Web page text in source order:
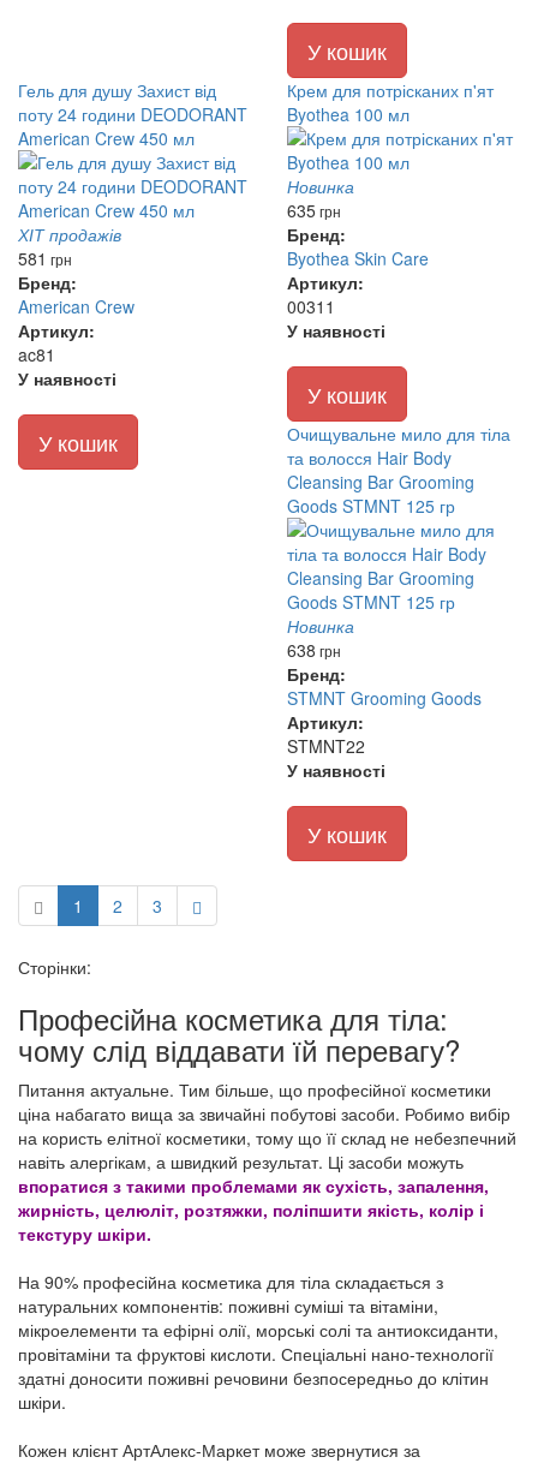
У кошик
Гель для душу Захист від
поту 24 години DEODORANT
American Crew 450 мл
ХІТ продажів
581 грн
Бренд:
American Crew
Артикул:
ac81
У наявності
У кошик
Крем для потрісканих п'ят
Byothea 100 мл
Новинка
635грн
Бренд:
Byothea Skin Care
Артикул:
00311
У наявності
У кошик
Очищувальне мило для тіла
та волосся Hair Body
Cleansing Bar Grooming
Goods STMNT 125 гр
Новинка
638 грн
Бренд:
STMNT Grooming Goods
Артикул:
STMNT22
У наявності
У кошик
1 2 3
Сторінки:
Професійна косметика для тіла:
чому слід віддавати їй перевагу?
Питання актуальне. Тим більше, що професійної косметики
ціна набагато вища за звичайні побутові засоби. Робимо вибір
на користь елітної косметики, тому що її склад не небезпечний
навіть алергікам, а швидкий результат. Ці засоби можуть
впоратися з такими проблемами як сухість, запалення,
жирність, целюліт, розтяжки, поліпшити якість, колір і
текстуру шкіри.
На 90% професійна косметика для тіла складається з
натуральних компонентів: поживні суміші та вітаміни,
мікроелементи та ефірні олії, морські солі та антиоксиданти,
провітаміни та фруктові кислоти. Спеціальні нано-технології
здатні доносити поживні речовини безпосередньо до клітин
шкіри.
Кожен клієнт АртАлекс-Маркет може звернутися за